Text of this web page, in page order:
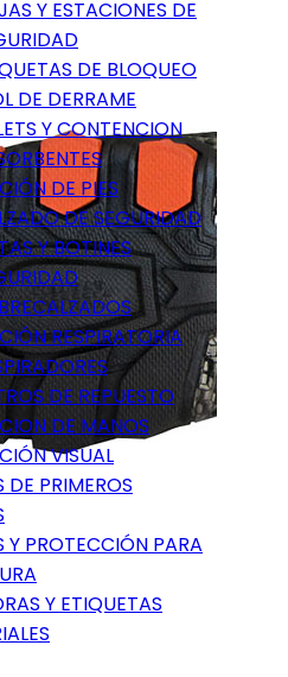
Y ESTACIONES DE
DE BLOQUEO
DE DERRAME
Y CONTENCION
DE PIES
DE SEGURIDAD
Y BOTINES
RESPIRATORIA
DE REPUESTO
DE MANOS
VISUAL
DE PRIMEROS
Y PROTECCIÓN PARA
Y ETIQUETAS